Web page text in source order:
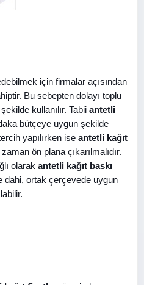
için firmalar açısından
Bu sebepten dolayı toplu
kullanılır. Tabii antetli
bütçeye uygun şekilde
yapılırken ise antetli kağıt
ön plana çıkarılmalıdır.
olarak antetli kağıt baskı
dahi, ortak çerçevede uygun